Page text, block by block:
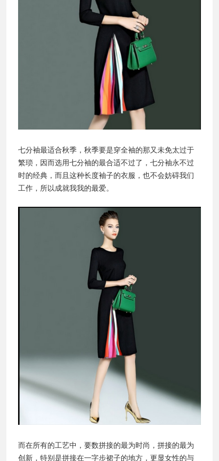
七分袖最适合秋季，秋季要是穿全袖的那又未免太过于
繁琐，因而选用七分袖的最合适不过了，七分袖永不过
时的经典，而且这种长度袖子的衣服，也不会妨碍我们
工作，所以成就我我的最爱。
而在所有的工艺中，要数拼接的最为时尚，拼接的最为
创新，特别是拼接在一字步裙子的地方，更显女性的与